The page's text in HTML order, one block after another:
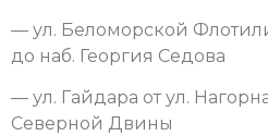
— ул. Беломорской
до наб. Георгия Седова
— ул. Гайдара от ул.
Северной Двины